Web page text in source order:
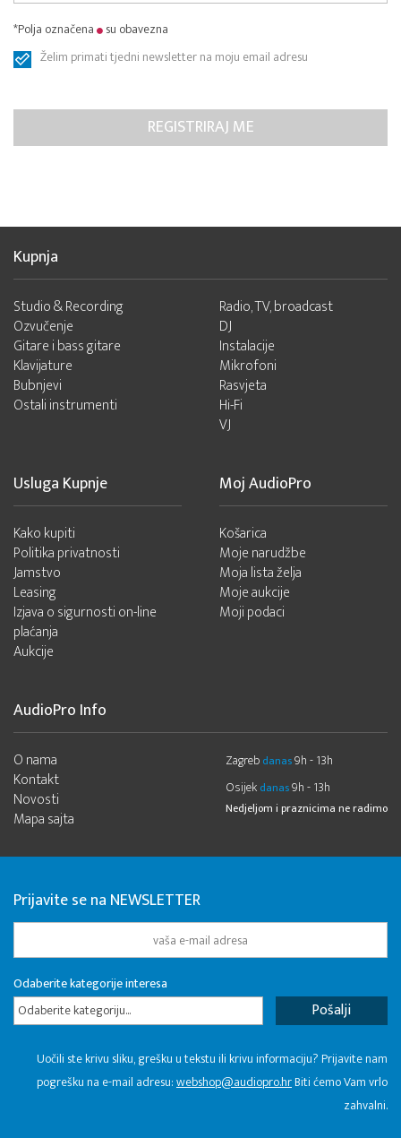
*Polja označena
su obavezna
Želim primati tjedni newsletter na moju email adresu
Kupnja
Studio & Recording
Ozvučenje
Gitare i bass gitare
Klavijature
Bubnjevi
Ostali instrumenti
Radio, TV, broadcast
DJ
Instalacije
Mikrofoni
Rasvjeta
Hi-Fi
VJ
Usluga Kupnje
Kako kupiti
Politika privatnosti
Jamstvo
Leasing
Izjava o sigurnosti on-line
plaćanja
Aukcije
Moj AudioPro
Košarica
Moje narudžbe
Moja lista želja
Moje aukcije
Moji podaci
AudioPro Info
O nama
Kontakt
Novosti
Mapa sajta
Zagreb danas9h - 13h
Osijek danas9h - 13h
Nedjeljom i praznicima ne radimo
Prijavite se na NEWSLETTER
Odaberite kategorije interesa
Odaberite kategoriju...
Uočili ste krivu sliku, grešku u tekstu ili krivu informaciju? Prijavite nam
pogrešku na e-mail adresu:webshop@audiopro.hrBiti ćemo Vam vrlo
zahvalni.